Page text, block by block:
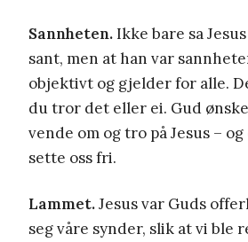
Sannheten.Ikke bare sa
sant, men at han var
objektivt og gjelder for alle.
du tror det eller ei. Gud
vende om og tro på Jesus –
sette oss fri.
Lammet.Jesus var Guds
seg våre synder, slik at vi ble